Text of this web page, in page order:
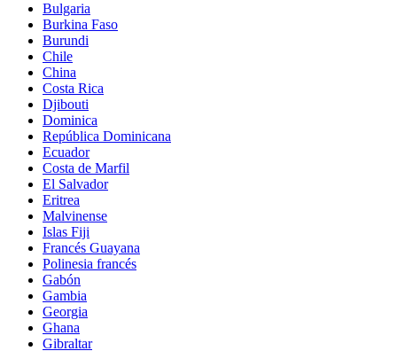
Bulgaria
Burkina Faso
Burundi
Chile
China
Costa Rica
Djibouti
Dominica
República Dominicana
Ecuador
Costa de Marfil
El Salvador
Eritrea
Malvinense
Islas Fiji
Francés Guayana
Polinesia francés
Gabón
Gambia
Georgia
Ghana
Gibraltar